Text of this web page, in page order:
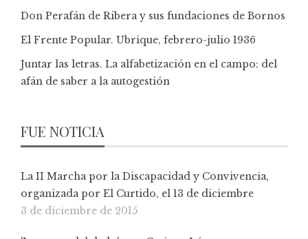
Don Perafán de Ribera y sus fundaciones de Bornos
El Frente Popular. Ubrique, febrero-julio 1936
Juntar las letras. La alfabetización en el campo: del
afán de saber a la autogestión
FUE NOTICIA
La II Marcha por la Discapacidad y Convivencia,
organizada por El Curtido, el 13 de diciembre
3 de diciembre de 2015